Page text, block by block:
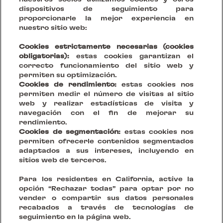
estudios de casos
Tu Visión, Nuestro Escenario.
Crear lugares sostenibles que reinventen la convivencia
dispositivos de seguimiento para
proporcionarle la mejor experiencia en
nuestro sitio web:
Cookies estrictamente necesarias (cookies
obligatorias): estas cookies garantizan el
correcto funcionamiento del sitio web y
permiten su optimización.
Cookies de rendimiento: estas cookies nos
permiten medir el número de visitas al sitio
web y realizar estadísticas de visita y
navegación con el fin de mejorar su
rendimiento.
Cookies de segmentación: estas cookies nos
permiten ofrecerle contenidos segmentados
adaptados a sus intereses, incluyendo en
sitios web de terceros.
Para los residentes en California, active la
opción “Rechazar todas” para optar por no
vender o compartir sus datos personales
recabados a través de tecnologías de
seguimiento en la página web.